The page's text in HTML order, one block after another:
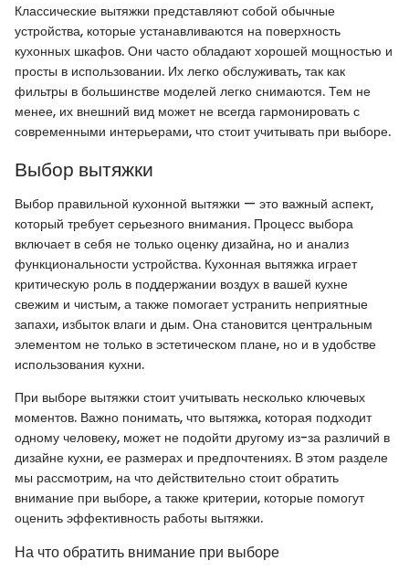
Классические вытяжки представляют собой обычные
устройства, которые устанавливаются на поверхность
кухонных шкафов. Они часто обладают хорошей мощностью и
просты в использовании. Их легко обслуживать, так как
фильтры в большинстве моделей легко снимаются. Тем не
менее, их внешний вид может не всегда гармонировать с
современными интерьерами, что стоит учитывать при выборе.
Выбор вытяжки
Выбор правильной кухонной вытяжки — это важный аспект,
который требует серьезного внимания. Процесс выбора
включает в себя не только оценку дизайна, но и анализ
функциональности устройства. Кухонная вытяжка играет
критическую роль в поддержании воздух в вашей кухне
свежим и чистым, а также помогает устранить неприятные
запахи, избыток влаги и дым. Она становится центральным
элементом не только в эстетическом плане, но и в удобстве
использования кухни.
При выборе вытяжки стоит учитывать несколько ключевых
моментов. Важно понимать, что вытяжка, которая подходит
одному человеку, может не подойти другому из-за различий в
дизайне кухни, ее размерах и предпочтениях. В этом разделе
мы рассмотрим, на что действительно стоит обратить
внимание при выборе, а также критерии, которые помогут
оценить эффективность работы вытяжки.
На что обратить внимание при выборе